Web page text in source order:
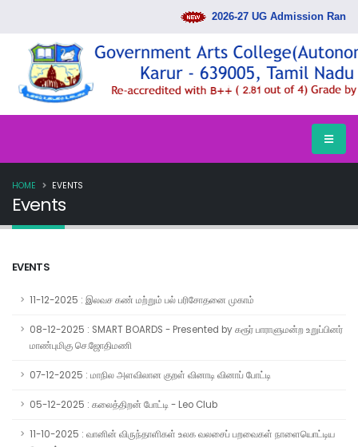
2026-27 UG Admission Rank
Events
HOME EVENTS
EVENTS
11-12-2025 : இலவச கண் மற்றும் பல் பரிசோதனை முகாம்
08-12-2025 : SMART BOARDS - Presented by கரூர் பாராளுமன்ற உறுப்பினர்
மாண்புமிகு செ.ஜோதிமணி
07-12-2025 : மாநில அளவிலான குறள் வினாடி வினாப் போட்டி
05-12-2025 : கலைத்திறன் போட்டி - Leo Club
11-10-2025 : வானின் விருந்தாளிகள் உலக வலசைப் பறவைகள் நாளையொட்டிய